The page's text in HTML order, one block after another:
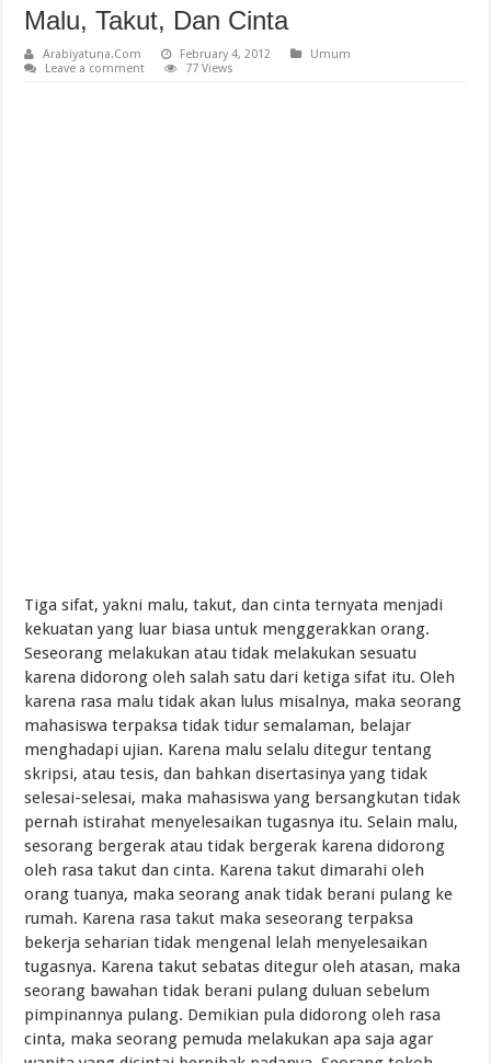
Malu, Takut, Dan Cinta
Arabiyatuna.Com February 4, 2012
Umum
Leave a comment
77 Views
Tiga sifat, yakni malu, takut, dan cinta ternyata menjadi
kekuatan yang luar biasa untuk menggerakkan orang.
Seseorang melakukan atau tidak melakukan sesuatu
karena didorong oleh salah satu dari ketiga sifat itu. Oleh
karena rasa malu tidak akan lulus misalnya, maka seorang
mahasiswa terpaksa tidak tidur semalaman, belajar
menghadapi ujian. Karena malu selalu ditegur tentang
skripsi, atau tesis, dan bahkan disertasinya yang tidak
selesai-selesai, maka mahasiswa yang bersangkutan tidak
pernah istirahat menyelesaikan tugasnya itu. Selain malu,
sesorang bergerak atau tidak bergerak karena didorong
oleh rasa takut dan cinta. Karena takut dimarahi oleh
orang tuanya, maka seorang anak tidak berani pulang ke
rumah. Karena rasa takut maka seseorang terpaksa
bekerja seharian tidak mengenal lelah menyelesaikan
tugasnya. Karena takut sebatas ditegur oleh atasan, maka
seorang bawahan tidak berani pulang duluan sebelum
pimpinannya pulang. Demikian pula didorong oleh rasa
cinta, maka seorang pemuda melakukan apa saja agar